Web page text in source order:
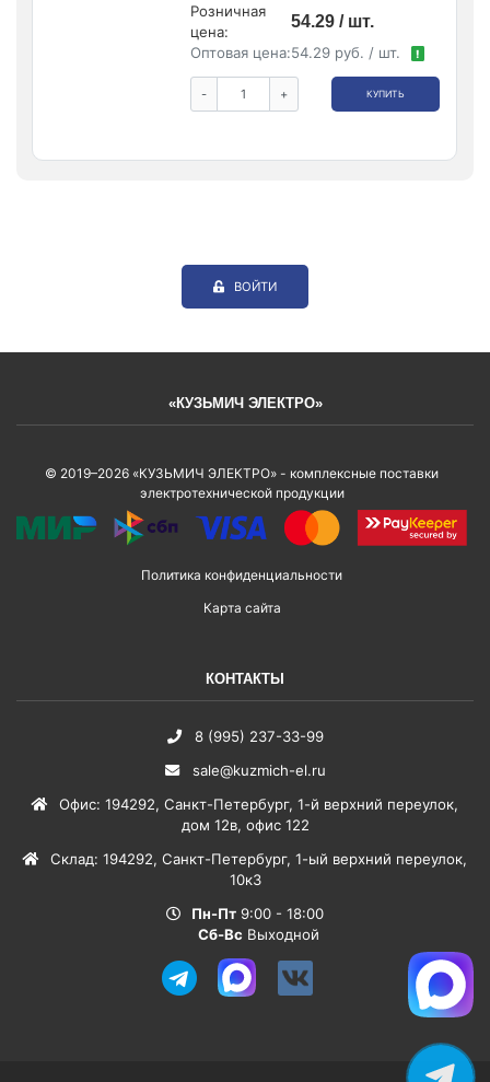
Розничная
цена:
54.29 / шт.
Оптовая цена:54.29 руб. / шт. !
- + КУПИТЬ
ВОЙТИ
«КУЗЬМИЧ ЭЛЕКТРО»
© 2019–2026 «КУЗЬМИЧ ЭЛЕКТРО» - комплексные поставки
электротехнической продукции
Политика конфиденциальности
Карта сайта
КОНТАКТЫ
8 (995) 237-33-99
sale@kuzmich-el.ru
Офис: 194292, Санкт-Петербург, 1-й верхний переулок,
дом 12в, офис 122
Склад: 194292, Санкт-Петербург, 1-ый верхний переулок,
10к3
Пн-Пт 9:00 - 18:00
Сб-Вс Выходной